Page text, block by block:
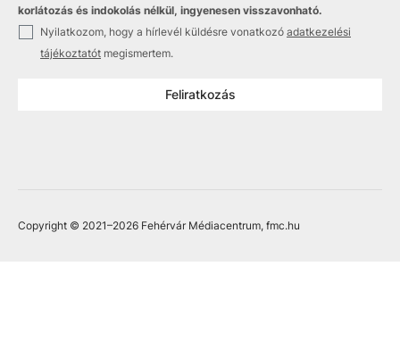
korlátozás és indokolás nélkül, ingyenesen visszavonható.
Nyilatkozom, hogy a hírlevél küldésre vonatkozó adatkezelési
tájékoztatót megismertem.
Feliratkozás
Copyright © 2021–2026 Fehérvár Médiacentrum, fmc.hu